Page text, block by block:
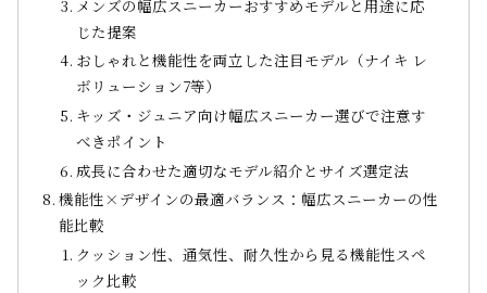
メンズの幅広スニーカーおすすめモデルと用途に応
じた提案
おしゃれと機能性を両立した注目モデル（ナイキ レ
ボリューション7等）
キッズ・ジュニア向け幅広スニーカー選びで注意す
べきポイント
成長に合わせた適切なモデル紹介とサイズ選定法
機能性×デザインの最適バランス：幅広スニーカーの性
能比較
クッション性、通気性、耐久性から見る機能性スペ
ック比較